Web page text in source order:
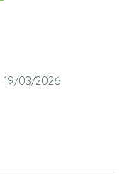
19/03/2026